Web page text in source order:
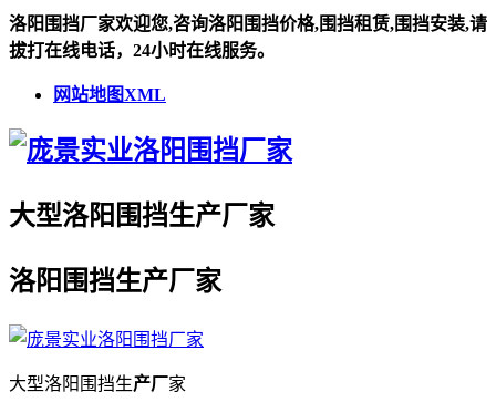
洛阳围挡厂家欢迎您,咨询洛阳围挡价格,围挡租赁,围挡安装,请
拔打在线电话，24小时在线服务。
网站地图XML
大型洛阳围挡生产厂家
洛阳围挡生产厂家
大型洛阳围挡生产厂家